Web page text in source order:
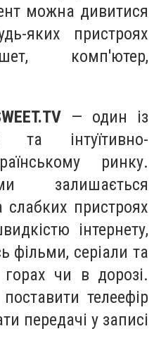
можна дивитися
яких пристроях
комп'ютер,
— один із
та інтуїтивно-
ринку.
залишається
слабких пристроях
інтернету,
фільми, серіали та
чи в дорозі.
телеефір
передачі у записі